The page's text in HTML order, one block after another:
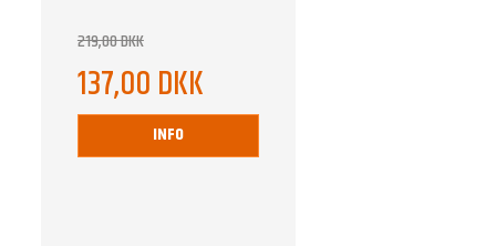
219,00 DKK
137,00 DKK
INFO